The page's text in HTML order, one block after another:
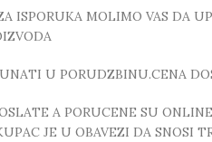
ISPORUKA MOLIMO VAS DA
U PORUDZBINU.CENA
A PORUCENE SU
JE U OBAVEZI DA SNOSI